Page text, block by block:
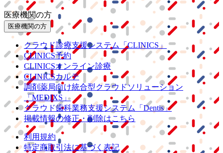
医療機関の方
医療機関の方
クラウド診療支援システム
「CLINICS」
CLINICS予約
CLINICSオンライン診療
CLINICSカルテ
調剤薬局向け統合型クラウドソリューション
「MEDIXS」
クラウド歯科業務支援システム
「Dentis」
掲載情報の修正・削除はこちら
利用規約
特定商取引法に基づく表記